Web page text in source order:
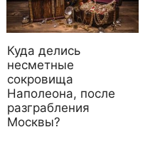
Куда делись
несметные
сокровища
Наполеона, после
разграбления
Москвы?